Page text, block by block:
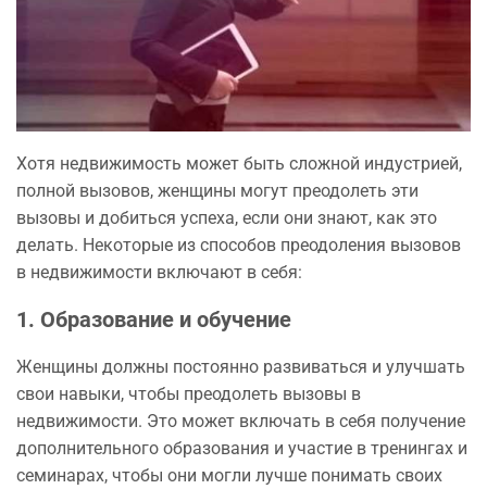
Хотя недвижимость может быть сложной индустрией,
полной вызовов, женщины могут преодолеть эти
вызовы и добиться успеха, если они знают, как это
делать. Некоторые из способов преодоления вызовов
в недвижимости включают в себя:
1. Образование и обучение
Женщины должны постоянно развиваться и улучшать
свои навыки, чтобы преодолеть вызовы в
недвижимости. Это может включать в себя получение
дополнительного образования и участие в тренингах и
семинарах, чтобы они могли лучше понимать своих